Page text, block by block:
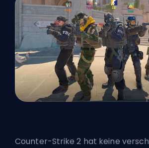
Counter-Strike 2 hat keine